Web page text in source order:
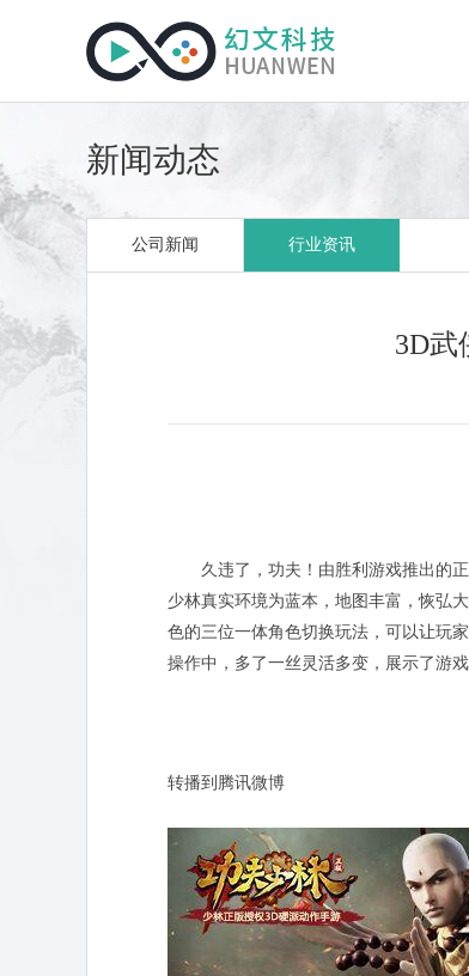
新闻动态
公司新闻 行业资讯
3D武
久违了，功夫！由胜利游戏推出的
少林真实环境为蓝本，地图丰富，恢弘
色的三位一体角色切换玩法，可以让玩
操作中，多了一丝灵活多变，展示了游
转播到腾讯微博